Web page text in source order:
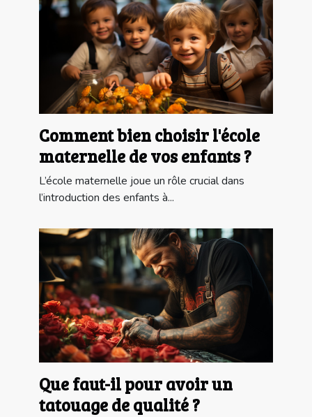
Comment bien choisir l'école
maternelle de vos enfants ?
L’école maternelle joue un rôle crucial dans
l’introduction des enfants à...
Que faut-il pour avoir un
tatouage de qualité ?